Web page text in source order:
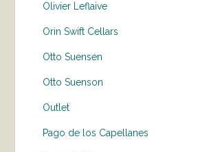
Olivier Leflaive
Orin Swift Cellars
Otto Suensen
Otto Suenson
Outlet
Pago de los Capellanes